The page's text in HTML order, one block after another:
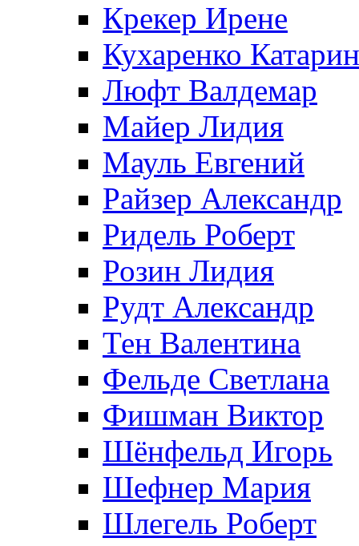
Крекер Ирене
Кухаренко
Люфт Валдемaр
Майер Лидия
Мауль Евгений
Райзер Александр
Ридель Роберт
Розин Лидия
Рудт Александр
Тен Валентина
Фельде Светлана
Фишман Виктор
Шёнфельд Игорь
Шефнер Мария
Шлегель Роберт